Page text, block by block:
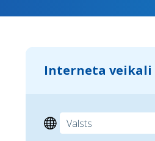
Interneta veikali